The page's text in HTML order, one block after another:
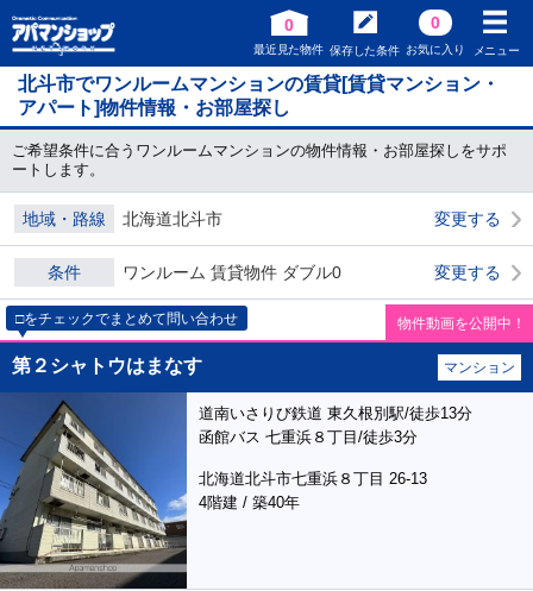
0
最近見た物件 保存した条件
0
お気に入り メニュー
北斗市でワンルームマンションの賃貸[賃貸マンション・
アパート]物件情報・お部屋探し
ご希望条件に合うワンルームマンションの物件情報・お部屋探しをサポ
ートします。
地域・路線 北海道北斗市 変更する
条件 ワンルーム 賃貸物件 ダブル0 変更する
□をチェックでまとめて問い合わせ 物件動画を公開中！
第２シャトウはまなす マンション
道南いさりび鉄道 東久根別駅/徒歩13分
函館バス 七重浜８丁目/徒歩3分
北海道北斗市七重浜８丁目 26-13
4階建 / 築40年